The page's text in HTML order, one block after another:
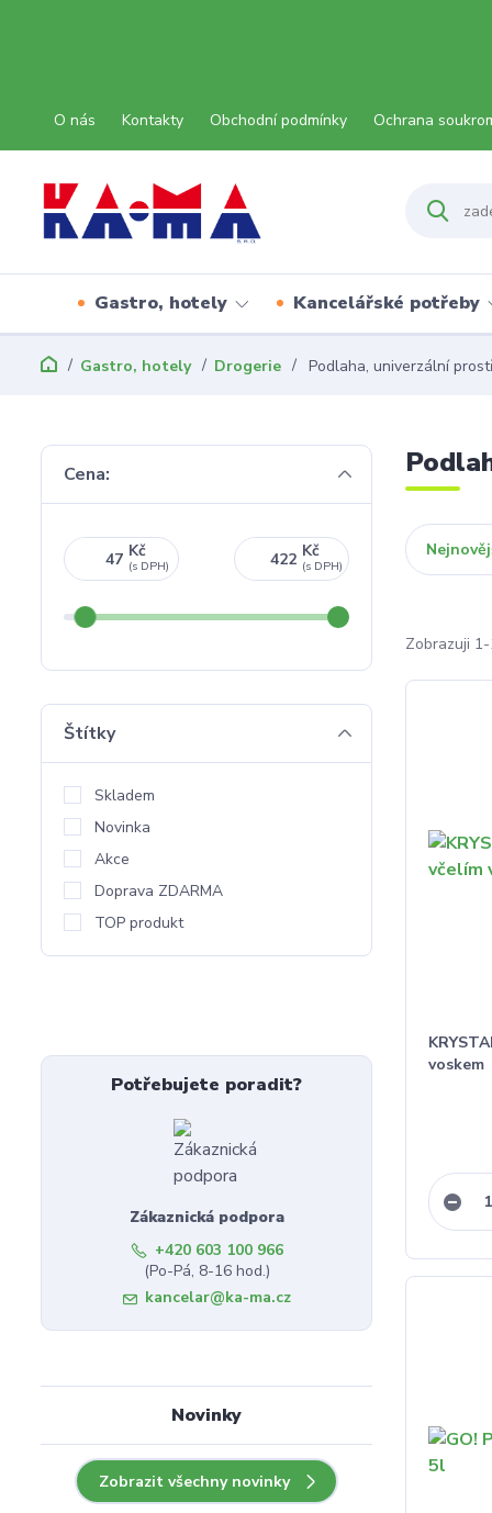
O nás Kontakty Obchodní podmínky Ochrana
Gastro, hotely Kancelářské potřeby
Gastro, hotely Drogerie Podlaha, univerzální
Zobrazuji
voskem
Cena:
Kč Kč
Štítky
Skladem
Novinka
Akce
Doprava ZDARMA
TOP produkt
Potřebujete poradit?
Zákaznická podpora
+420 603 100 966
(Po-Pá, 8-16 hod.)
kancelar@ka-ma.cz
Novinky
Zobrazit všechny novinky